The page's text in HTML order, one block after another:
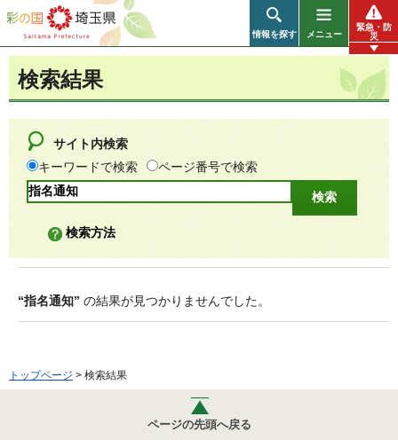
彩の国 埼玉県
情報を探す メニュー
緊急・防
災
検索結果
サイト内検索
キーワードで検索
ページ番号で検索
検索方法
“指名通知” の結果が見つかりませんでした。
トップページ > 検索結果
ページの先頭へ戻る